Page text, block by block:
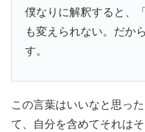
僕なりに解釈すると、
も変えられない。だか
す。
この言葉はいいなと思っ
て、自分を含めてそれは